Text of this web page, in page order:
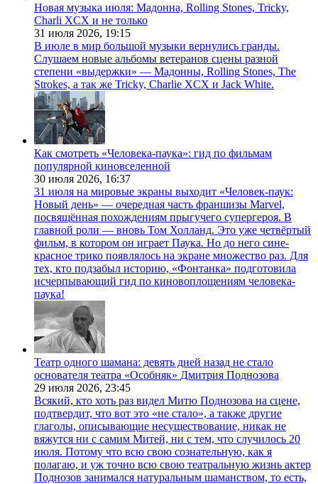
Новая музыка июля: Мадонна, Rolling Stones, Tricky,
Charli XCX и не только
31 июля 2026, 19:15
В июле в мир большой музыки вернулись гранды.
Слушаем новые альбомы ветеранов сцены разной
степени «выдержки» — Мадонны, Rolling Stones, The
Strokes, а так же Tricky, Charlie XCX и Jack White.
Как смотреть «Человека-паука»: гид по фильмам
популярной киновселенной
30 июля 2026, 16:37
31 июля на мировые экраны выходит «Человек-паук:
Новый день» — очередная часть франшизы Marvel,
посвящённая похождениям прыгучего супергероя. В
главной роли — вновь Том Холланд. Это уже четвёртый
фильм, в котором он играет Паука. Но до него сине-
красное трико появлялось на экране множество раз. Для
тех, кто подзабыл историю, «Фонтанка» подготовила
исчерпывающий гид по киновоплощениям человека-
паука!
Театр одного шамана: девять дней назад не стало
основателя театра «Особняк» Дмитрия Поднозова
29 июля 2026, 23:45
Всякий, кто хоть раз видел Митю Поднозова на сцене,
подтвердит, что вот это «не стало», а также другие
глаголы, описывающие несуществование, никак не
вяжутся ни с самим Митей, ни с тем, что случилось 20
июля. Потому что всю свою сознательную, как я
полагаю, и уж точно всю свою театральную жизнь актер
Поднозов занимался натуральным шаманством, то есть,